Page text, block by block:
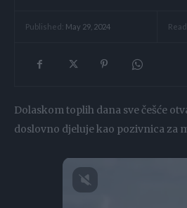
Published: May 29, 2024
Dolaskom toplih dana sve češće
doslovno djeluje kao pozivnica za